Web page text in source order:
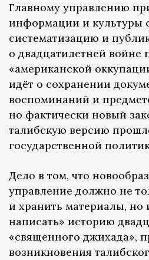
Главному управлению
информации и культуры
систематизацию и
о двадцатилетней войне
«американской
идёт о сохранении
воспоминаний и
но фактически новый
талибскую версию
государственной
Дело в том, что
управление должно не
и хранить материалы, но
написать» историю
«священного джихада»,
возникновения